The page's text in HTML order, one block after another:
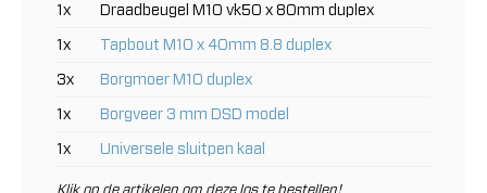
1x Draadbeugel M10 vk50 x 80mm duplex
1x Tapbout M10 x 40mm 8.8 duplex
3x Borgmoer M10 duplex
1x Borgveer 3 mm DSD model
1x Universele sluitpen kaal